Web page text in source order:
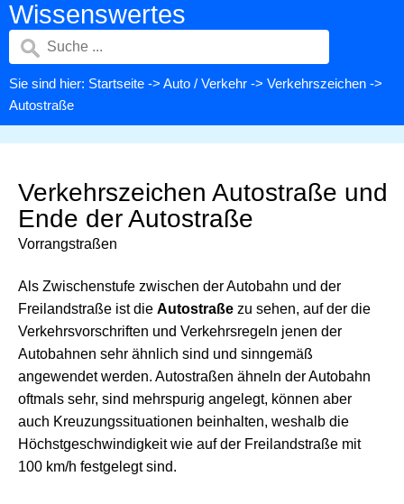
Wissenswertes
Sie sind hier: Startseite -> Auto / Verkehr -> Verkehrszeichen ->
Autostraße
Verkehrszeichen Autostraße und
Ende der Autostraße
Vorrangstraßen
Als Zwischenstufe zwischen der Autobahn und der
Freilandstraße ist die Autostraße zu sehen, auf der die
Verkehrsvorschriften und Verkehrsregeln jenen der
Autobahnen sehr ähnlich sind und sinngemäß
angewendet werden. Autostraßen ähneln der Autobahn
oftmals sehr, sind mehrspurig angelegt, können aber
auch Kreuzungssituationen beinhalten, weshalb die
Höchstgeschwindigkeit wie auf der Freilandstraße mit
100 km/h festgelegt sind.